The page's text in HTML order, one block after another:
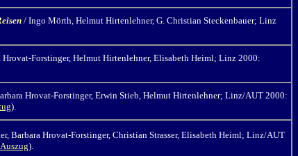
/ Ingo Mörth, Helmut Hirtenlehner, G. Christian Steckenbauer; Linz
Hrovat-Forstinger, Helmut Hirtenlehner, Elisabeth Heiml; Linz 2000:
Hrovat-Forstinger, Erwin Stieb, Helmut Hirtenlehner; Linz/AUT 2000:
).
Barbara Hrovat-Forstinger, Christian Strasser, Elisabeth Heiml; Linz/AUT
Auszug).